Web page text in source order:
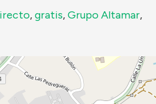
,gratis,Grupo Altamar,